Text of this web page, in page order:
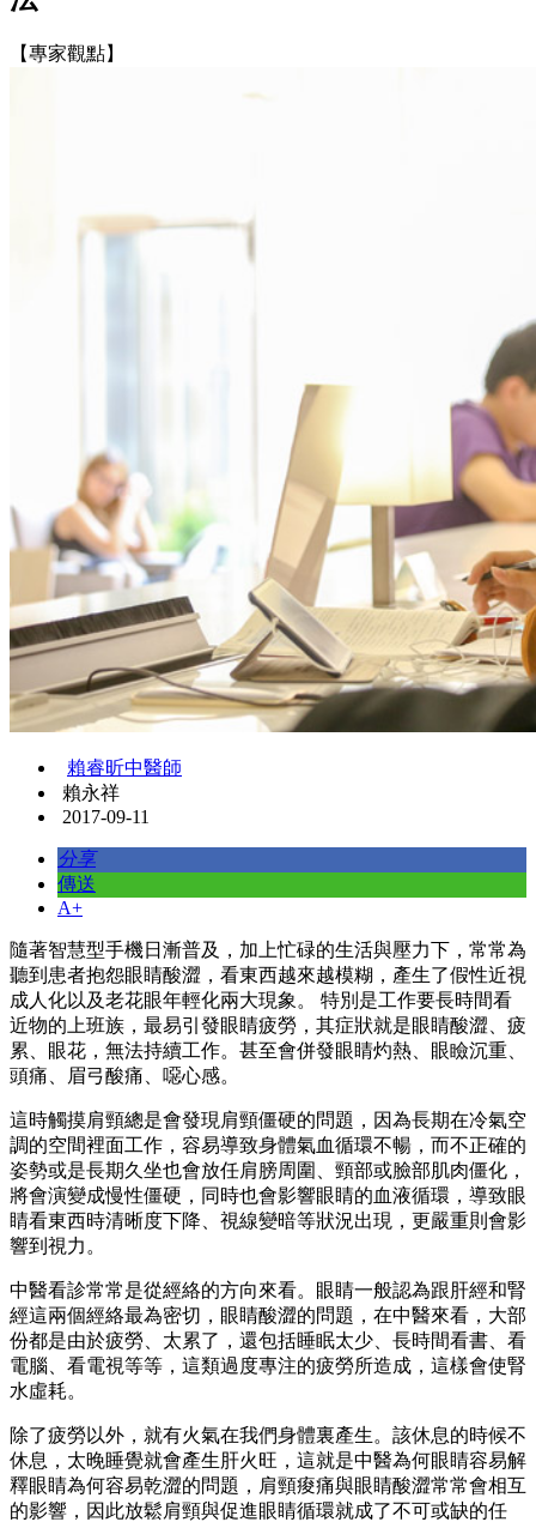
【專家觀點】
賴睿昕中醫師
賴永祥
2017-09-11
分享
傳送
A+
隨著智慧型手機日漸普及，加上忙碌的生活與壓力下，常常為
聽到患者抱怨眼睛酸澀，看東西越來越模糊，產生了假性近視
成人化以及老花眼年輕化兩大現象。 特別是工作要長時間看
近物的上班族，最易引發眼睛疲勞，其症狀就是眼睛酸澀、疲
累、眼花，無法持續工作。甚至會併發眼睛灼熱、眼瞼沉重、
頭痛、眉弓酸痛、噁心感。
這時觸摸肩頸總是會發現肩頸僵硬的問題，因為長期在冷氣空
調的空間裡面工作，容易導致身體氣血循環不暢，而不正確的
姿勢或是長期久坐也會放任肩膀周圍、頸部或臉部肌肉僵化，
將會演變成慢性僵硬，同時也會影響眼睛的血液循環，導致眼
睛看東西時清晰度下降、視線變暗等狀況出現，更嚴重則會影
響到視力。
中醫看診常常是從經絡的方向來看。眼睛一般認為跟肝經和腎
經這兩個經絡最為密切，眼睛酸澀的問題，在中醫來看，大部
份都是由於疲勞、太累了，還包括睡眠太少、長時間看書、看
電腦、看電視等等，這類過度專注的疲勞所造成，這樣會使腎
水虛耗。
除了疲勞以外，就有火氣在我們身體裏產生。該休息的時候不
休息，太晚睡覺就會產生肝火旺，這就是中醫為何眼睛容易解
釋眼睛為何容易乾澀的問題，肩頸痠痛與眼睛酸澀常常會相互
的影響，因此放鬆肩頸與促進眼睛循環就成了不可或缺的任